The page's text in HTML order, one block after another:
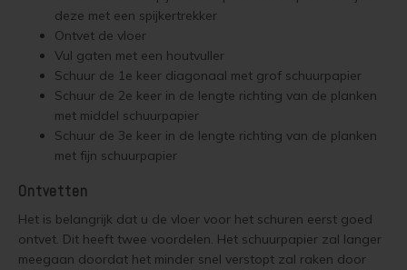
White wash beits
Muurverf
Primers
Houten huis wit verven
Tuinhuis behandelen
Tuinhuis olien
Tuinhuis beitsen
Tuinhuis verven
Douglas hout impregneren en beitsen
Eikenhout impregneren en beitsen
Eikenhouten garage oliën
Eikenhout oliën in kleur 629 naturell
Zweedse woning schilderen
Jotun NCS Kleurenwaaier
Jotun RAL Kleurenwaaier
Olympic Stain Kleuren
Sikkens Authentieke Kleuren
Sikkens 3031 - 4041 kleuren
Trebitt Matt Oljebeis
Trebitt Woodcare
Trestjerner Betongolje
Trestjerner Gulvmaling
Primadekk 02
Reclameren
Duurzaamheid
Veel Gestelde Vragen
Garantie, Privacy & Cookie Voorwaarden
deze met een spijkertrekker
Ontvet de vloer
Vul gaten met een houtvuller
Schuur de 1e keer diagonaal met grof schuurpapier
Schuur de 2e keer in de lengte richting van de planken
met middel schuurpapier
Schuur de 3e keer in de lengte richting van de planken
met fijn schuurpapier
Ontvetten
Het is belangrijk dat u de vloer voor het schuren eerst goed
ontvet. Dit heeft twee voordelen. Het schuurpapier zal langer
meegaan doordat het minder snel verstopt zal raken door